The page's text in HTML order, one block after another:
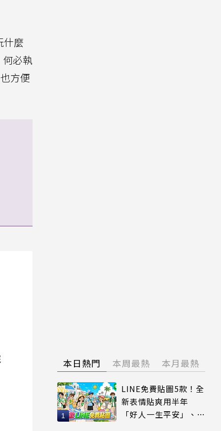
什麼
必執
方便
本日熱門 本周最熱 本月最熱
LINE免費貼圖5款！全
新表情貼爽用半年
「好人一生平安」、